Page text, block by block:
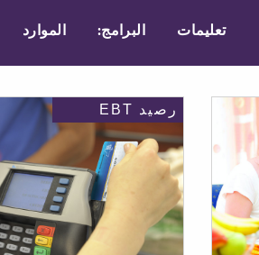
تعليمات البرامج: الموارد
رصيد EBT